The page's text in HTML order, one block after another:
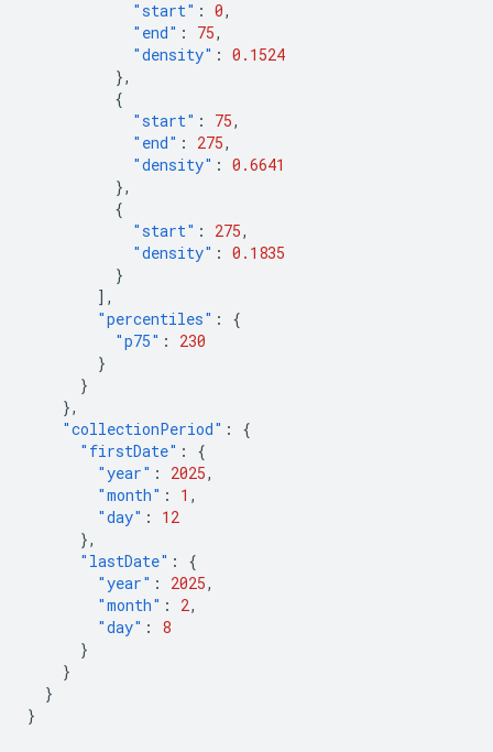
"start" : 0,
"end" : 75,
"density" : 0.1524
},
{
"start" : 75,
"end" : 275,
"density" : 0.6641
},
{
"start" : 275,
"density" : 0.1835
}
],
"percentiles" :
{
"p75" :
230
}
}
},
"collectionPeriod" :
{
"firstDate" :
{
"year" : 2025,
"month" : 1 ,
"day" :
12
},
"lastDate" :
{
"year" : 2025,
"month" : 2,
"day" :
8
}
}
}
}